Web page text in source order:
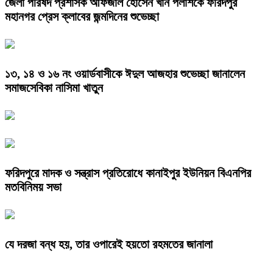
মহানগর প্রেস ক্লাবের জন্মদিনের শুভেচ্ছা
১৩, ১৪ ও ১৬ নং ওয়ার্ডবাসীকে ঈদুল আজহার শুভেচ্ছা জানালেন
সমাজসেবিকা নাসিমা খাতুন
ফরিদপুরে মাদক ও সন্ত্রাস প্রতিরোধে কানাইপুর ইউনিয়ন বিএনপির
মতবিনিময় সভা
যে দরজা বন্ধ হয়, তার ওপারেই হয়তো রহমতের জানালা